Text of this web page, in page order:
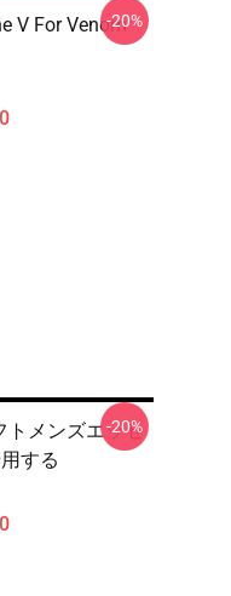
V For Venom-20%
トメンズエッセ
する
-20%